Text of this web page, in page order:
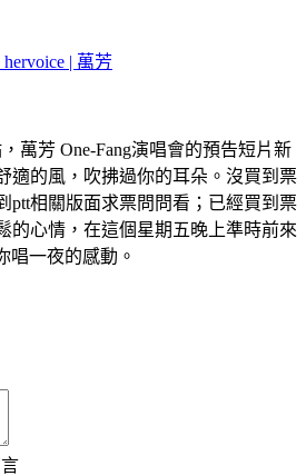
hervoice | 萬芳
萬芳 One-Fang演唱會的預告短片新
適的風，吹拂過你的耳朵。 沒買到票
ptt相關版面求票問問看；已經買到票
的心情，在這個星期五晚上準時前來
唱一夜的感動 。